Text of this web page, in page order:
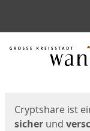
Start
Cryptshare ist
sicher und